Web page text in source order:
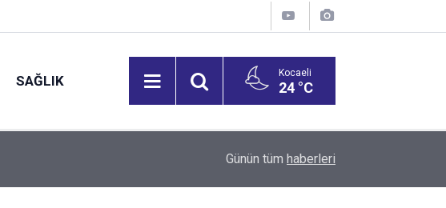
SAĞLIK Kocaeli
24 °C
Vali Aktaş, İzmit Tepeköy Mahallesi'ni Ziyaret
Günün tüm haberleri